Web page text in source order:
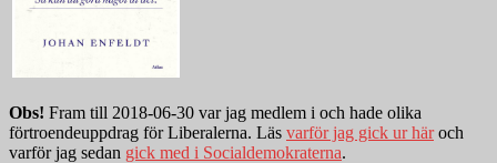
Obs! Fram till 2018-06-30 var jag medlem i och hade olika
förtroendeuppdrag för Liberalerna. Läs varför jag gick ur häroch
varför jag sedan gick med i Socialdemokraterna.